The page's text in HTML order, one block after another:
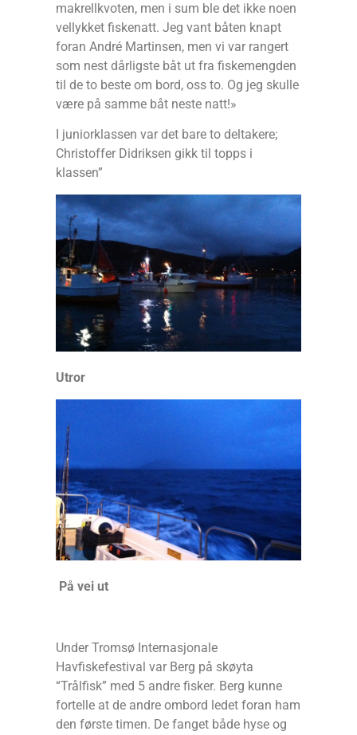
makrellkvoten, men i sum ble det ikke noen
vellykket fiskenatt. Jeg vant båten knapt
foran André Martinsen, men vi var rangert
som nest dårligste båt ut fra fiskemengden
til de to beste om bord, oss to. Og jeg skulle
være på samme båt neste natt!»
I juniorklassen var det bare to deltakere;
Christoffer Didriksen gikk til topps i
klassen”
Utror
På vei ut
Under Tromsø Internasjonale
Havfiskefestival var Berg på skøyta
“Trålfisk” med 5 andre fisker. Berg kunne
fortelle at de andre ombord ledet foran ham
den første timen. De fanget både hyse og